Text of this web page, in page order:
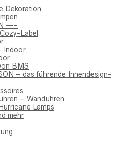
Dekoration
—–
Label
Indoor
BMS
– das führende Innendesign-
– Wanduhren
Lamps
mehr